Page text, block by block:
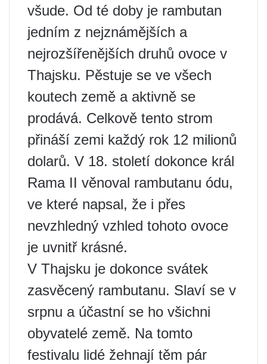
všude. Od té doby je rambutan
jedním z nejznámějších a
nejrozšířenějších druhů ovoce v
Thajsku. Pěstuje se ve všech
koutech země a aktivně se
prodává. Celkově tento strom
přináší zemi každý rok 12 milionů
dolarů. V 18. století dokonce král
Rama II věnoval rambutanu ódu,
ve které napsal, že i přes
nevzhledný vzhled tohoto ovoce
je uvnitř krásné.
V Thajsku je dokonce svátek
zasvěcený rambutanu. Slaví se v
srpnu a účastní se ho všichni
obyvatelé země. Na tomto
festivalu lidé žehnají těm pár